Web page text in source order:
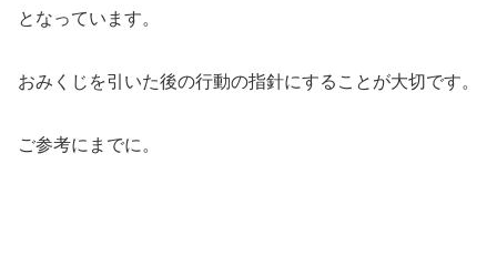
となっています。
おみくじを引いた後の行動の指針にすることが大切です。
ご参考にまでに。